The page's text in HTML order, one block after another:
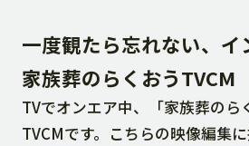
CONTACT
RECRUIT SITE
一度観たら忘れない、イ
家族葬のらくおうTVCM
TVでオンエア中、「家族葬のら
TVCMです。こちらの映像編集に